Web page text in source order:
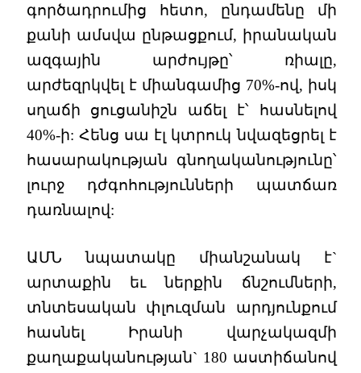
գործադրումից հետո, ընդամենը մի
քանի ամսվա ընթացքում, իրանական
ազգային արժույթը՝ ռիալը,
արժեզրկվել է միանգամից 70%-ով, իսկ
սղաճի ցուցանիշն աճել է՝ հասնելով
40%-ի: Հենց սա էլ կտրուկ նվազեցրել է
հասարակության գնողականությունը՝
լուրջ դժգոհությունների պատճառ
դառնալով:
ԱՄՆ նպատակը միանշանակ է`
արտաքին եւ ներքին ճնշումների,
տնտեսական փլուզման արդյունքում
հասնել Իրանի վարչակազմի
քաղաքականության` 180 աստիճանով